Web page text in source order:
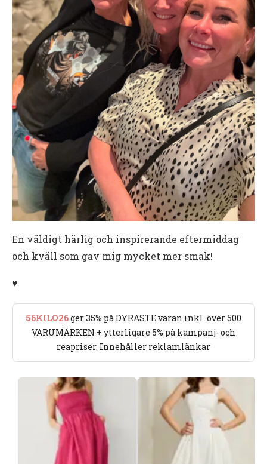
En väldigt härlig och inspirerande eftermiddag
och kväll som gav mig mycket mer smak!
♥️
56KILO26ger 35% på DYRASTE varan inkl. över 500
VARUMÄRKEN + ytterligare 5% på kampanj- och
reapriser. Innehåller reklamlänkar